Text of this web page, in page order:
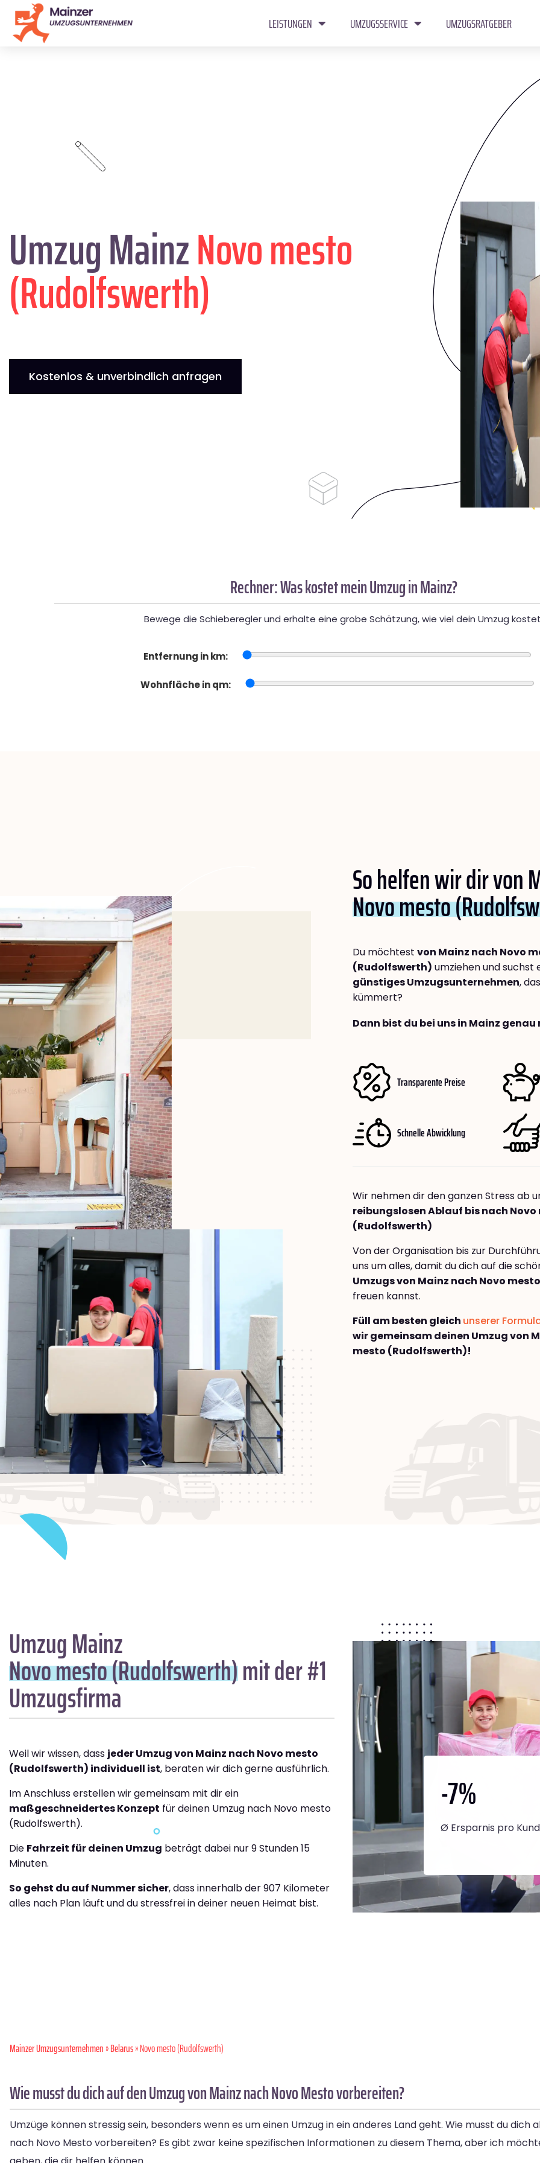
LEISTUNGEN UMZUGSSERVICE UMZUGSRATGEBER
Umzug MainzNovo mesto
(Rudolfswerth)
Kostenlos & unverbindlich anfragen
Rechner: Was kostet mein Umzug in Mainz?
Bewege die Schieberegler und erhalte eine grobe Schätzung, wie viel dein Umzug
Entfernung in km:
Wohnfläche in qm:
So helfen wir dir von
Novo mesto
Du möchtest von Mainz nach Novo
(Rudolfswerth) umziehen und suchst
günstiges Umzugsunternehmen,
kümmert?
Dann bist du bei uns in Mainz
Transparente Preise
Schnelle Abwicklung
Wir nehmen dir den ganzen Stress ab
reibungslosen Ablauf bis nach Novo
(Rudolfswerth)
Von der Organisation bis zur
uns um alles, damit du dich auf die
Umzugs von Mainz nach Novo
freuen kannst.
Füll am besten gleich unserer
wir gemeinsam deinen Umzug von
mesto (Rudolfswerth)!
Umzug Mainz
Novo mesto (Rudolfswerth)mit der #1
Umzugsfirma
Weil wir wissen, dass jeder Umzug von Mainz nach Novo mesto
(Rudolfswerth) individuell ist, beraten wir dich gerne ausführlich.
Im Anschluss erstellen wir gemeinsam mit dir ein
maßgeschneidertes Konzept für deinen Umzug nach Novo mesto
(Rudolfswerth).
Die Fahrzeit für deinen Umzug beträgt dabei nur 9 Stunden 15
Minuten.
So gehst du auf Nummer sicher, dass innerhalb der 907 Kilometer
alles nach Plan läuft und du stressfrei in deiner neuen Heimat bist.
-7%
Ø Ersparnis pro
Mainzer Umzugsunternehmen»Belarus» Novo mesto (Rudolfswerth)
Wie musst du dich auf den Umzug von Mainz nach Novo Mesto vorbereiten?
Umzüge können stressig sein, besonders wenn es um einen Umzug in ein anderes Land geht. Wie musst du dich
nach Novo Mesto vorbereiten? Es gibt zwar keine spezifischen Informationen zu diesem Thema, aber ich